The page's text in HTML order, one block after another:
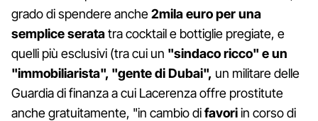
grado di spendere anche2mila euro per una
semplice seratatra cocktail e bottiglie pregiate, e
quelli più esclusivi (tra cui un "sindaco ricco" e un
"immobiliarista", "gente di Dubai", un militare delle
Guardia di finanza a cui Lacerenza offre prostitute
anche gratuitamente, "in cambio difavoriin corso di